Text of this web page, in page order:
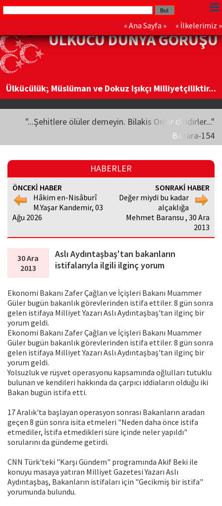
« Ana Sayfa » « İlkelerimiz »
ÜLKÜCÜ DÜNYA GÖRÜŞÜ
Ülkücülük; Müslüman ve Dokuz Işıkçı Milliyetçiliktir...
"...Şehitlere ölüler demeyin. Bilakis Onlar diridirler..."
Bakara-154
HABERLER
ÖNCEKİ HABER
Hâkim en-Nisâburî
M.Yaşar Kandemir, 03
Ağu 2026
SONRAKİ HABER
Değer miydi bu kadar
alçaklığa
Mehmet Baransu , 30 Ara
2013
30 Ara
2013
Aslı Aydıntaşbaş'tan bakanların
istifalarıyla ilgili ilginç yorum
Ekonomi Bakanı Zafer Çağlan ve İçişleri Bakanı Muammer
Güler bugün bakanlık görevlerinden istifa ettiler. 8 gün sonra
gelen istifaya Milliyet Yazarı Aslı Aydıntaşbaş'tan ilginç bir
yorum geldi.
Ekonomi Bakanı Zafer Çağlan ve İçişleri Bakanı Muammer
Güler bugün bakanlık görevlerinden istifa ettiler. 8 gün sonra
gelen istifaya Milliyet Yazarı Aslı Aydıntaşbaş'tan ilginç bir
yorum geldi.
Yolsuzluk ve rüşvet operasyonu kapsamında oğlulları tutuklu
bulunan ve kendileri hakkında da çarpıcı iddiaların olduğu iki
Bakan bugün istifa etti.
17 Aralık'ta başlayan operasyon sonrası Bakanların aradan
geçen 8 gün sonra isita etmeleri "Neden daha önce istifa
etmediler, İstifa etmedikleri süre içinde neler yapıldı"
sorularını da gündeme getirdi.
CNN Türk'teki "Karşı Gündem" programında Akif Beki ile
konuyu masaya yatıran Milliyet Gazetesi Yazarı Aslı
Aydıntaşbaş, Bakanların istifaları için "Gecikmiş bir istifa"
yorumunda bulundu.